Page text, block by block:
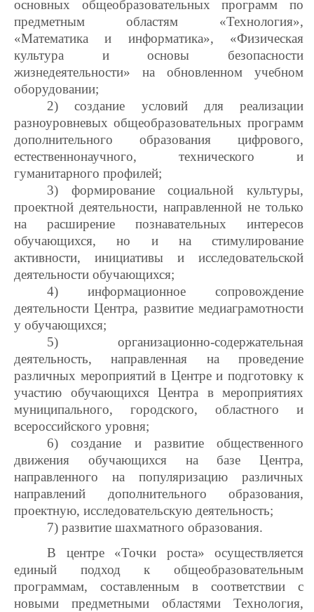
основных общеобразовательных программ по
предметным областям «Технология»,
«Математика и информатика», «Физическая
культура и основы безопасности
жизнедеятельности» на обновленном учебном
оборудовании;
2) создание условий для реализации
разноуровневых общеобразовательных программ
дополнительного образования цифрового,
естественнонаучного, технического и
гуманитарного профилей;
3) формирование социальной культуры,
проектной деятельности, направленной не только
на расширение познавательных интересов
обучающихся, но и на стимулирование
активности, инициативы и исследовательской
деятельности обучающихся;
4) информационное сопровождение
деятельности Центра, развитие медиаграмотности
у обучающихся;
5) организационно-содержательная
деятельность, направленная на проведение
различных мероприятий в Центре и подготовку к
участию обучающихся Центра в мероприятиях
муниципального, городского, областного и
всероссийского уровня;
6) создание и развитие общественного
движения обучающихся на базе Центра,
направленного на популяризацию различных
направлений дополнительного образования,
проектную, исследовательскую деятельность;
7) развитие шахматного образования.
В центре «Точки роста» осуществляется
единый подход к общеобразовательным
программам, составленным в соответствии с
новыми предметными областями Технология,